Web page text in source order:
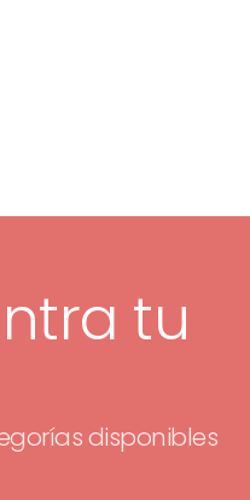
tu
disponibles